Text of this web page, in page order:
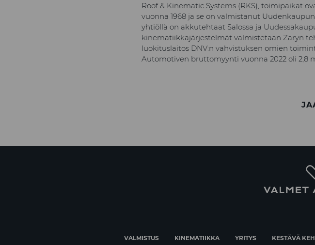
Roof & Kinematic Systems (RKS), toimipaikat
vuonna 1968 ja se on valmistanut
yhtiöllä on akkutehtaat Salossa ja
kinematiikkajärjestelmät valmistetaan Zaryn
luokituslaitos DNV:n vahvistuksen omien
Automotiven bruttomyynti vuonna 2022 oli 2,8
VALMISTUS KINEMATIIKKA YRITYS KESTÄVÄ